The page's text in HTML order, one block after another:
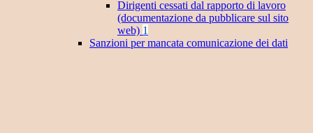
Dirigenti cessati dal rapporto di lavoro
(documentazione da pubblicare sul sito
web) 1
Sanzioni per mancata comunicazione dei dati